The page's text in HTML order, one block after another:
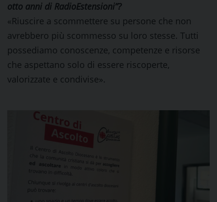
otto anni di RadioEstensioni”?
«Riuscire a scommettere su persone che non
avrebbero più scommesso su loro stesse. Tutti
possediamo conoscenze, competenze e risorse
che aspettano solo di essere riscoperte,
valorizzate e condivise».